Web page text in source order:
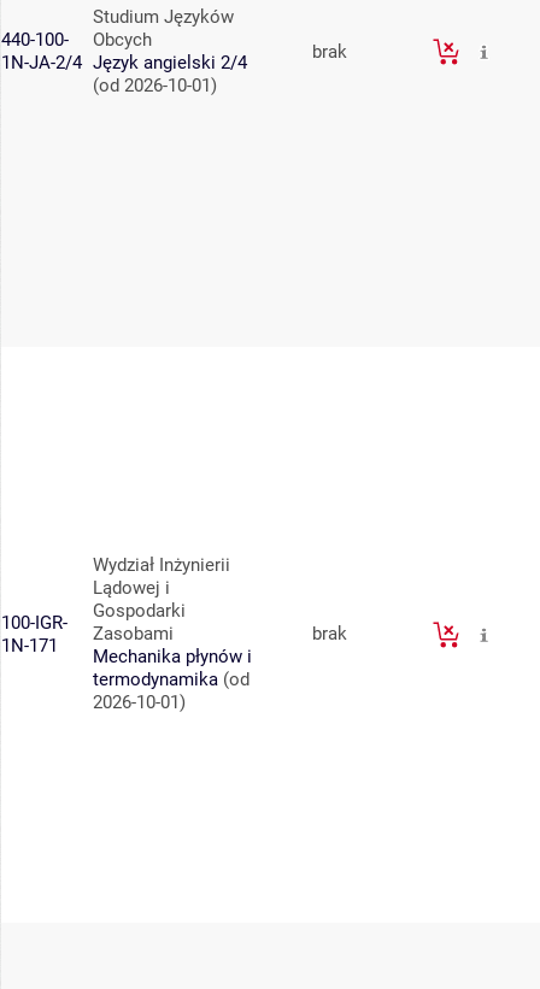
440-100-
1N-JA-2/4
Studium Języków
Obcych
Język angielski 2/4
(od 2026-10-01)
brak
100-IGR-
1N-171
Wydział Inżynierii
Lądowej i
Gospodarki
Zasobami
Mechanika płynów i
termodynamika (od
2026-10-01)
brak